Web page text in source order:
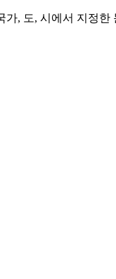
가, 도, 시에서 지정